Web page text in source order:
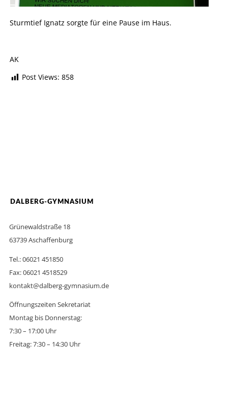
Sturmtief Ignatz sorgte für eine Pause im Haus.
AK
Post Views: 858
DALBERG-GYMNASIUM
Grünewaldstraße 18
63739 Aschaffenburg
Tel.: 06021 451850
Fax: 06021 4518529
kontakt@dalberg-gymnasium.de
Öffnungszeiten Sekretariat
Montag bis Donnerstag:
7:30 – 17:00 Uhr
Freitag: 7:30 – 14:30 Uhr